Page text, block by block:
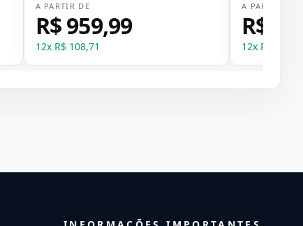
A PARTIR DE
R$ 959,99
12x R$ 108,71
A PARTIR DE
R$
12x R$